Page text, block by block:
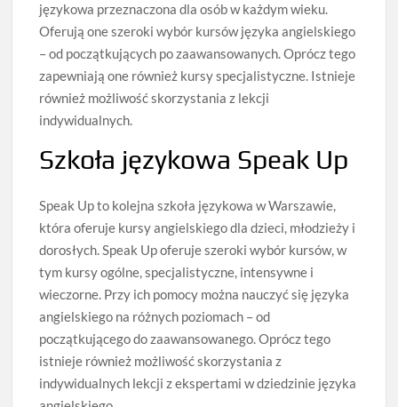
językowa przeznaczona dla osób w każdym wieku.
Oferują one szeroki wybór kursów języka angielskiego
– od początkujących po zaawansowanych. Oprócz tego
zapewniają one również kursy specjalistyczne. Istnieje
również możliwość skorzystania z lekcji
indywidualnych.
Szkoła językowa Speak Up
Speak Up to kolejna szkoła językowa w Warszawie,
która oferuje kursy angielskiego dla dzieci, młodzieży i
dorosłych. Speak Up oferuje szeroki wybór kursów, w
tym kursy ogólne, specjalistyczne, intensywne i
wieczorne. Przy ich pomocy można nauczyć się języka
angielskiego na różnych poziomach – od
początkującego do zaawansowanego. Oprócz tego
istnieje również możliwość skorzystania z
indywidualnych lekcji z ekspertami w dziedzinie języka